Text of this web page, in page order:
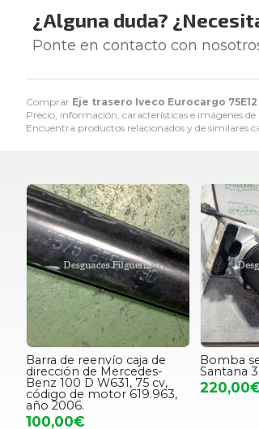
Comprar Eje trasero Iveco Eurocargo 75E12
Precio, información, características e imágenes de
Encuentra productos relacionados y de similares
¿Alguna duda?
Ponte en contacto con
Barra de reenvío caja de
dirección de Mercedes-
Benz 100 D W631, 75 cv,
código de motor 619.963,
año 2006.
100,00€
Bomba
Santana